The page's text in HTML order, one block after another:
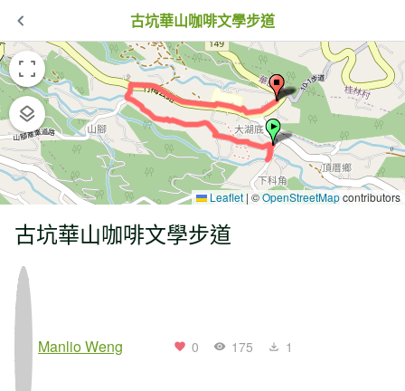
古坑華山咖啡文學步道
Leaflet | ©OpenStreetMapcontributors
古坑華山咖啡文學步道
Manlio Weng 0 175 1